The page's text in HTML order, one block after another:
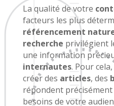
La qualité de votre
facteurs les plus
référencement
recherche privilégient
une information
internautes. Pour
créer des articles, des
répondent
besoins de votre